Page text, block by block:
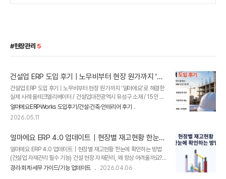
현장관리 5
건설업 ERP 도입 후기 | 노무비부터 현장 원가까지 '얼
마에요'로 해결한 실제 사례
건설업 ERP 도입 후기 | 노무비부터 현장 원가까지 '얼마에요'로 해결한
실제 사례 올테크엘리베이터 / 건설업대전광역시 유성구 소재 / 15인 미
만얼마에요 ERP 이전 사용 프로그램 : - 올테크엘리베이터는 업력 4년
차의 건설업 기반 승강기 설치 및 교체 기업입니다.​처음 사업을 시작한
얼마에요 ERP를 알게 되어 도입하게 되었다고 말씀해 주셨습니다.​얼마
에요 ERP 고객사의 생생한 후기를지금 바로 들려드리겠습니다! 매입·매
출부터 급여까지, 점점 관리가 어려워졌습니다 사업을 시작한 이후 직원
이 한두 명씩 늘어나면서급여 업무와 각종 신고, 매입·매출 관리까지 처
얼마에요ERP·Works 도입후기/건설·건축·인테리어 후기
2026.05.11
얼마에요 ERP 4.0 업데이트｜현장별 재고현황 한눈에
확인하는 방법 (건설업 자재관리 필수 기능)
얼마에요 ERP 4.0 업데이트｜현장별 재고현황 한눈에 확인하는 방법
(건설업 자재관리 필수 기능) 건설 현장 자재관리, 왜 항상 어려울까요?
현장별로 자재가 따로 관리되다 보니✔ 어디에 얼마나 있는지 확인이 어
경리·회계·세무 가이드/기능 업데이트 2026.04.06